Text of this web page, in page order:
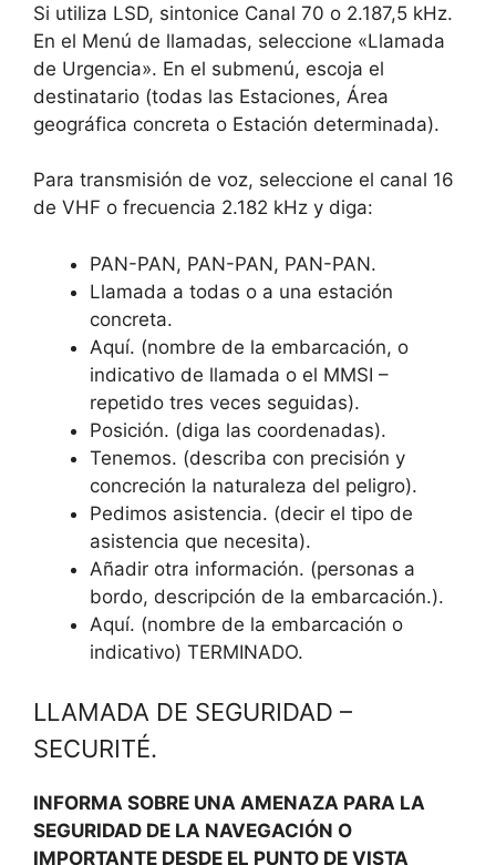
Si utiliza LSD, sintonice Canal 70 o 2.187,5 kHz.
En el Menú de llamadas, seleccione «Llamada
de Urgencia». En el submenú, escoja el
destinatario (todas las Estaciones, Área
geográfica concreta o Estación determinada).
Para transmisión de voz, seleccione el canal 16
de VHF o frecuencia 2.182 kHz y diga:
PAN-PAN, PAN-PAN, PAN-PAN.
Llamada a todas o a una estación
concreta.
Aquí. (nombre de la embarcación, o
indicativo de llamada o el MMSI –
repetido tres veces seguidas).
Posición. (diga las coordenadas).
Tenemos. (describa con precisión y
concreción la naturaleza del peligro).
Pedimos asistencia. (decir el tipo de
asistencia que necesita).
Añadir otra información. (personas a
bordo, descripción de la embarcación.).
Aquí. (nombre de la embarcación o
indicativo) TERMINADO.
LLAMADA DE SEGURIDAD –
SECURITÉ.
INFORMA SOBRE UNA AMENAZA PARA LA
SEGURIDAD DE LA NAVEGACIÓN O
IMPORTANTE DESDE EL PUNTO DE VISTA